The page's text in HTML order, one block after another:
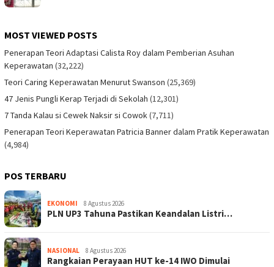
MOST VIEWED POSTS
Penerapan Teori Adaptasi Calista Roy dalam Pemberian Asuhan
Keperawatan (32,222)
Teori Caring Keperawatan Menurut Swanson (25,369)
47 Jenis Pungli Kerap Terjadi di Sekolah (12,301)
7 Tanda Kalau si Cewek Naksir si Cowok(7,711)
Penerapan Teori Keperawatan Patricia Banner dalam Pratik Keperawatan
(4,984)
POS TERBARU
EKONOMI 8 Agustus 2026
PLN UP3 Tahuna Pastikan Keandalan Listri…
NASIONAL 8 Agustus 2026
Rangkaian Perayaan HUT ke-14 IWO Dimulai